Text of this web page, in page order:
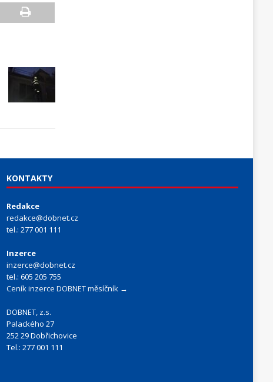
KONTAKTY
Redakce
redakce@dobnet.cz
tel.: 277 001 111
Inzerce
inzerce@dobnet.cz
tel.: 605 205 755
Ceník inzerce DOBNET měsíčník →
DOBNET, z.s.
Palackého 27
252 29 Dobřichovice
Tel.: 277 001 111